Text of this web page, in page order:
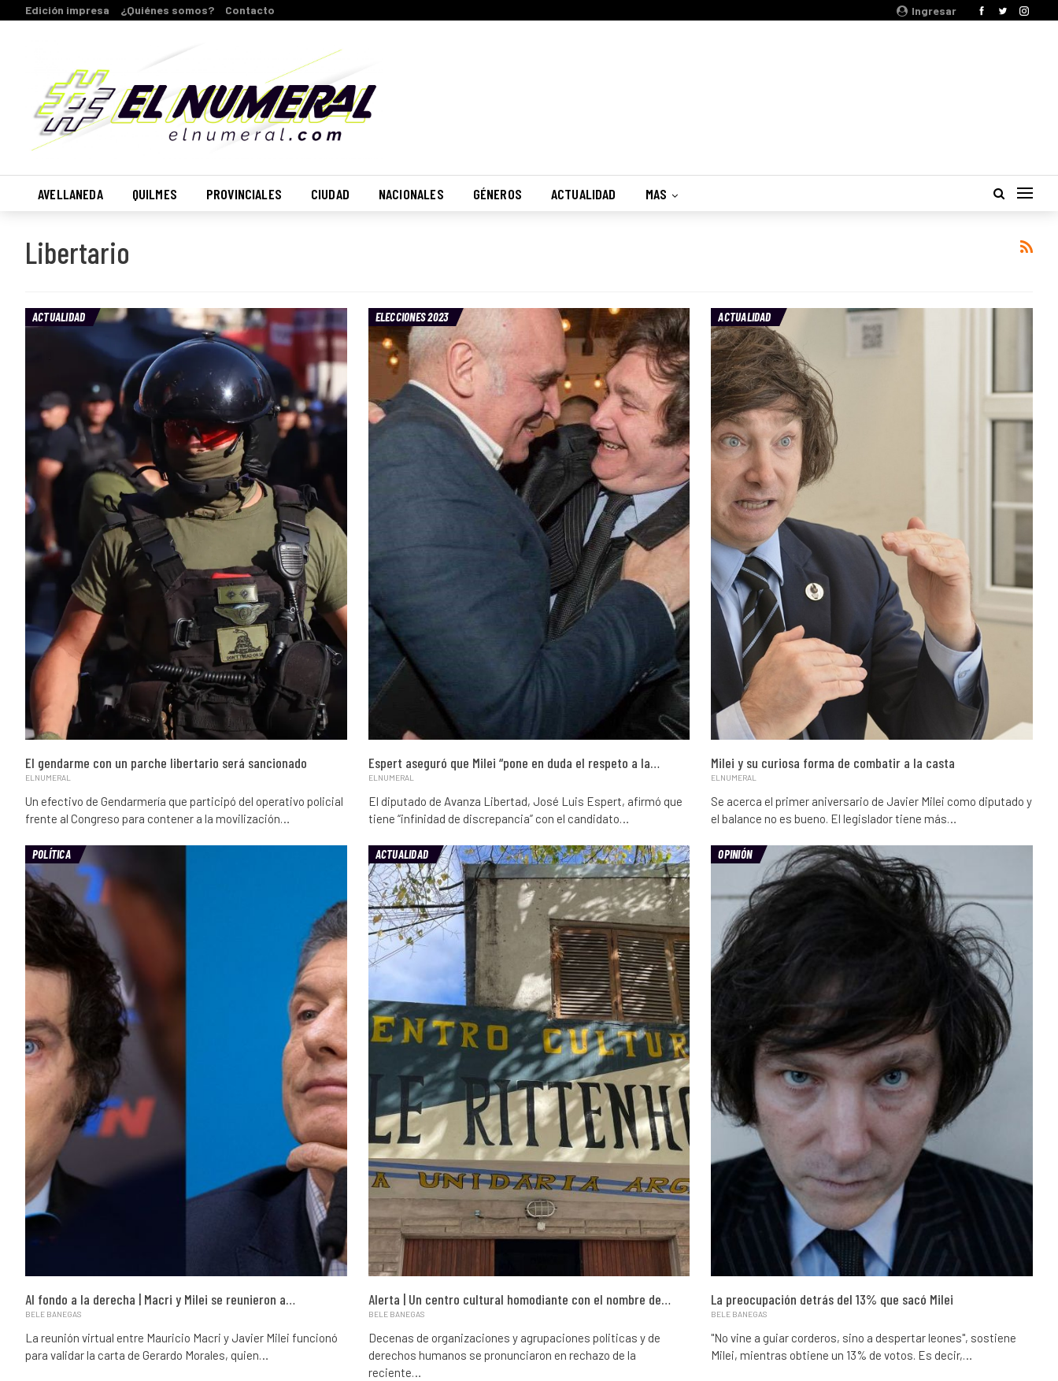
Ingresar
Edición impresa ¿Quiénes somos? Contacto
AVELLANEDA QUILMES PROVINCIALES CIUDAD NACIONALES GÉNEROS ACTUALIDAD MAS
Libertario
ACTUALIDAD
El gendarme con un parche libertario será sancionado
ELNUMERAL
Un efectivo de Gendarmería que participó del operativo policial
frente al Congreso para contener a la movilización…
ELECCIONES 2023
Espert aseguró que Milei “pone en duda el respeto a la…
ELNUMERAL
El diputado de Avanza Libertad, José Luis Espert, afirmó que
tiene “infinidad de discrepancia” con el candidato…
ACTUALIDAD
Milei y su curiosa forma de combatir a la casta
ELNUMERAL
Se acerca el primer aniversario de Javier Milei como diputado y
el balance no es bueno. El legislador tiene más…
POLÍTICA
Al fondo a la derecha | Macri y Milei se reunieron a…
BELE BANEGAS
La reunión virtual entre Mauricio Macri y Javier Milei funcionó
para validar la carta de Gerardo Morales, quien…
ACTUALIDAD
Alerta | Un centro cultural homodiante con el nombre de…
BELE BANEGAS
Decenas de organizaciones y agrupaciones politicas y de
derechos humanos se pronunciaron en rechazo de la
reciente…
OPINIÓN
La preocupación detrás del 13% que sacó Milei
BELE BANEGAS
"No vine a guiar corderos, sino a despertar leones", sostiene
Milei, mientras obtiene un 13% de votos. Es decir,…